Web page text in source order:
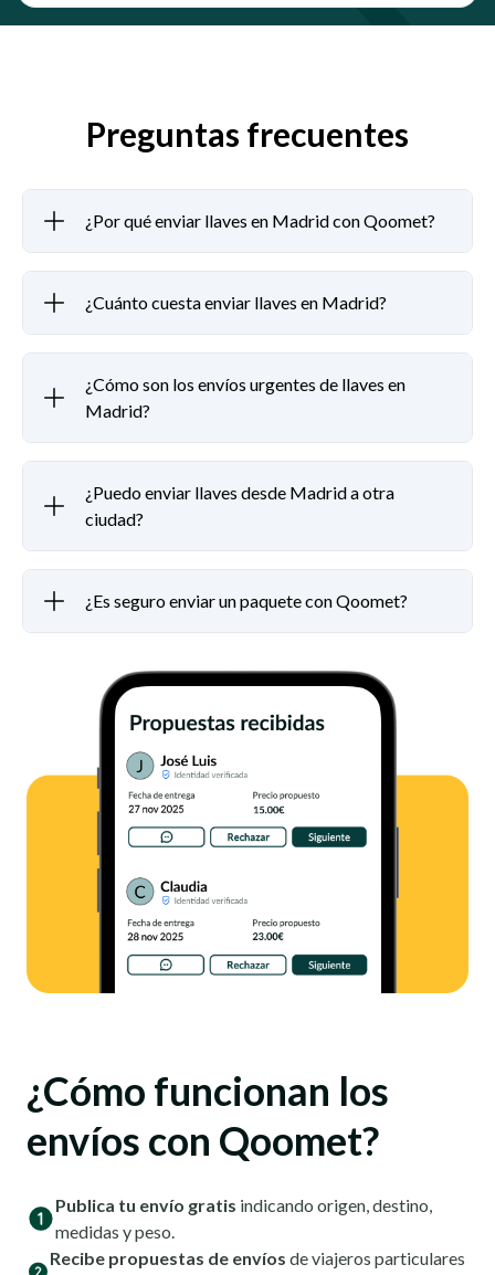
Preguntas frecuentes
¿Por qué enviar llaves en Madrid con Qoomet?
¿Cuánto cuesta enviar llaves en Madrid?
¿Cómo son los envíos urgentes de llaves en
Madrid?
¿Puedo enviar llaves desde Madrid a otra
ciudad?
¿Es seguro enviar un paquete con Qoomet?
¿Cómo funcionan los
envíos con Qoomet?
Publica tu envío gratis indicando origen, destino,
medidas y peso.
Recibe propuestas de envíos de viajeros particulares